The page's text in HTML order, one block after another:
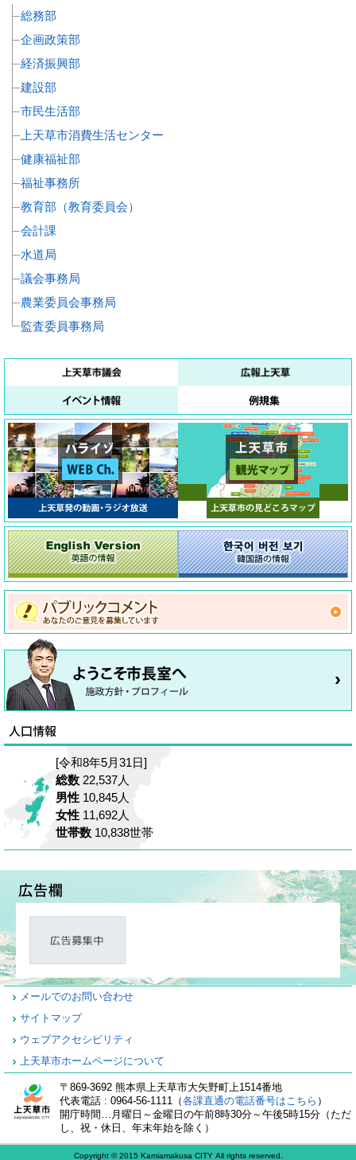
総務部
企画政策部
経済振興部
建設部
市民生活部
上天草市消費生活センター
健康福祉部
福祉事務所
教育部（教育委員会）
会計課
水道局
議会事務局
農業委員会事務局
監査委員事務局
[令和8年5月31日]
総数 22,537人
男性 10,845人
女性 11,692人
世帯数 10,838世帯
メールでのお問い合わせ
サイトマップ
ウェブアクセシビリティ
上天草市ホームページについて
〒869-3692 熊本県上天草市大矢野町上1514番地
代表電話 : 0964-56-1111（各課直通の電話番号はこちら ）
開庁時間…月曜日～金曜日の午前8時30分～午後5時15分（ただ
し、祝・休日、年末年始を除く）
Copyright © 2015 Kamiamakusa CITY All rights reserved.